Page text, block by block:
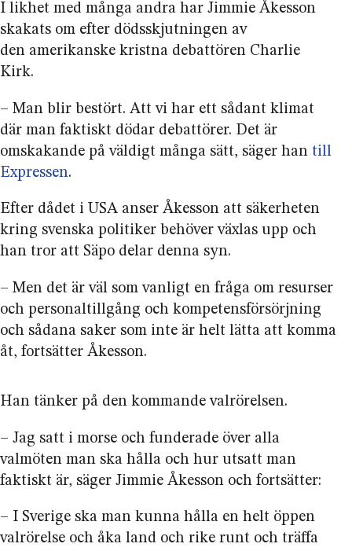
I likhet med många andra har Jimmie Åkesson
skakats om efter döds­skjutningen av
den amerikanske kristna debattören Charlie
Kirk.
– Man blir bestört. Att vi har ett sådant klimat
där man faktiskt dödar debattörer. Det är
omskakande på väldigt många sätt, säger han till
Expressen.
Efter dådet i USA anser Åkesson att säkerheten
kring svenska politiker behöver växlas upp och
han tror att Säpo delar denna syn.
– Men det är väl som vanligt en fråga om resurser
och personaltillgång och kompetens­försörjning
och sådana saker som inte är helt lätta att komma
åt, fortsätter Åkesson.
Han tänker på den kommande val­rörelsen.
– Jag satt i morse och funderade över alla
valmöten man ska hålla och hur utsatt man
faktiskt är, säger Jimmie Åkesson och fortsätter:
– I Sverige ska man kunna hålla en helt öppen
valrörelse och åka land och rike runt och träffa